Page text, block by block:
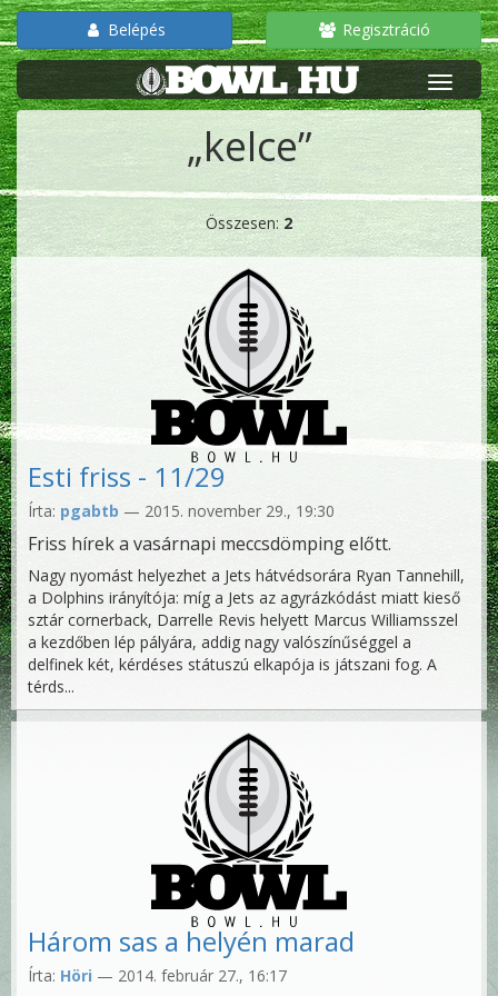
Belépés Regisztráció
„kelce”
Összesen: 2
Esti friss - 11/29
Írta: pgabtb — 2015. november 29., 19:30
Friss hírek a vasárnapi meccsdömping előtt.
Nagy nyomást helyezhet a Jets hátvédsorára Ryan Tannehill,
a Dolphins irányítója: míg a Jets az agyrázkódást miatt kieső
sztár cornerback, Darrelle Revis helyett Marcus Williamsszel
a kezdőben lép pályára, addig nagy valószínűséggel a
delfinek két, kérdéses státuszú elkapója is játszani fog. A
térds...
Három sas a helyén marad
Írta: Höri — 2014. február 27., 16:17